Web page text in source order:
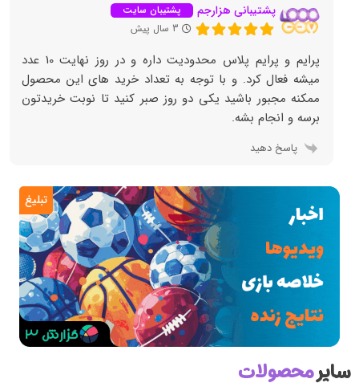
پشتیبانی هزارجم
پشتیبان سایت
3 سال پیش
پرایم و پرایم پلاس محدودیت داره و در روز نهایت 10 عدد
میشه فعال کرد. و با توجه به تعداد خرید های این محصول
ممکنه مجبور باشید یکی دو روز صبر کنید تا نوبت خریدتون
برسه و انجام بشه.
پاسخ دهید
تبلیغ
سایرمحصولات